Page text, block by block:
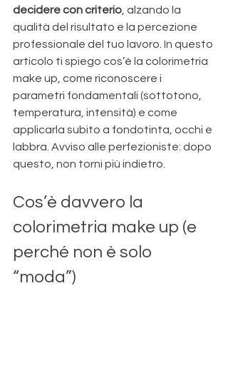
decidere con criterio, alzando la
qualità del risultato e la percezione
professionale del tuo lavoro. In questo
articolo ti spiego cos’è la colorimetria
make up, come riconoscere i
parametri fondamentali (sottotono,
temperatura, intensità) e come
applicarla subito a fondotinta, occhi e
labbra. Avviso alle perfezioniste: dopo
questo, non torni più indietro.
Cos’è davvero la
colorimetria make up (e
perché non è solo
“moda”)